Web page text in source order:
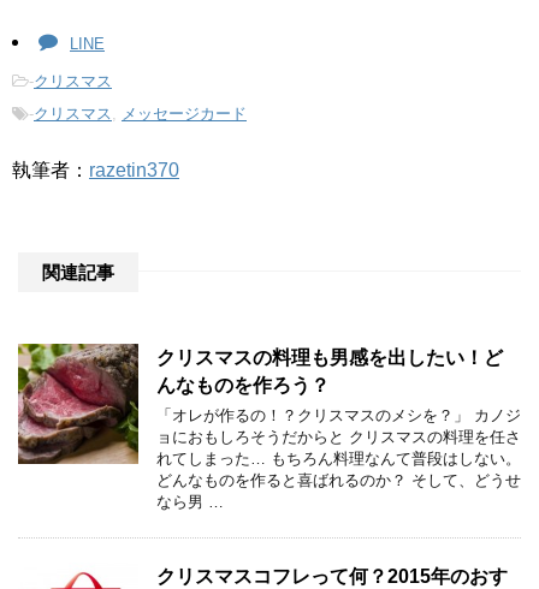
LINE
-クリスマス
-クリスマス, メッセージカード
執筆者： razetin370
関連記事
クリスマスの料理も男感を出したい！ど
んなものを作ろう？
「オレが作るの！？クリスマスのメシを？」 カノジ
ョにおもしろそうだからと クリスマスの料理を任さ
れてしまった… もちろん料理なんて普段はしない。
どんなものを作ると喜ばれるのか？ そして、どうせ
なら男 …
クリスマスコフレって何？2015年のおす